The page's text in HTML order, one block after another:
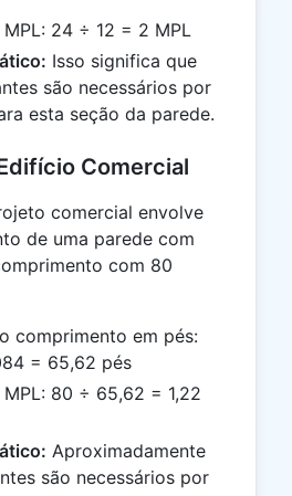
24 ÷ 12 = 2 MPL
Isso significa que
são necessários por
esta seção da parede.
Comercial
comercial envolve
de uma parede com
com 80
comprimento em pés:
= 65,62 pés
80 ÷ 65,62 = 1,22
Aproximadamente
são necessários por